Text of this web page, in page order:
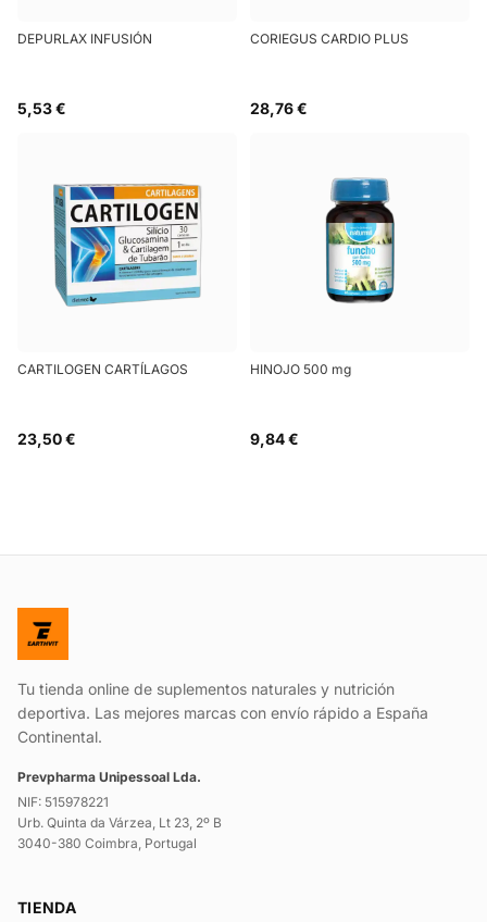
DEPURLAX INFUSIÓN
5,53 €
CORIEGUS CARDIO PLUS
28,76 €
CARTILOGEN CARTÍLAGOS
23,50 €
HINOJO 500 mg
9,84 €
Tu tienda online de suplementos naturales y nutrición
deportiva. Las mejores marcas con envío rápido a España
Continental.
Prevpharma Unipessoal Lda.
NIF: 515978221
Urb. Quinta da Várzea, Lt 23, 2º B
3040-380 Coimbra, Portugal
TIENDA